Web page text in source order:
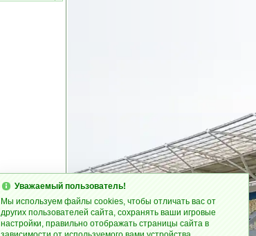
Уважаемый пользователь!
Мы используем файлы cookies, чтобы отличать вас от
других пользователей сайта, сохранять ваши игровые
настройки, правильно отображать страницы сайта в